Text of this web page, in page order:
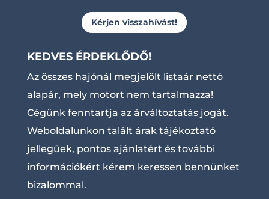
Kérjen visszahívást!
KEDVES ÉRDEKLŐDŐ!
Az összes hajónál megjelölt listaár nettó
alapár, mely motort nem tartalmazza!
Cégünk fenntartja az árváltoztatás jogát.
Weboldalunkon talált árak tájékoztató
jellegűek, pontos ajánlatért és további
információkért kérem keressen bennünket
bizalommal.